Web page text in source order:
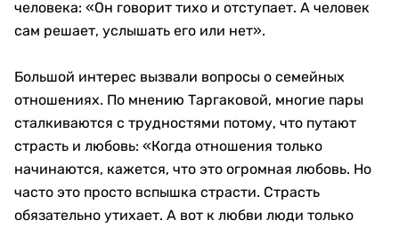
человека: «Он говорит тихо и отступает. А человек
сам решает, услышать его или нет».
Большой интерес вызвали вопросы о семейных
отношениях. По мнению Таргаковой, многие пары
сталкиваются с трудностями потому, что путают
страсть и любовь: «Когда отношения только
начинаются, кажется, что это огромная любовь. Но
часто это просто вспышка страсти. Страсть
обязательно утихает. А вот к любви люди только